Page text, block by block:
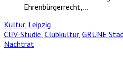
Ehrenbürgerrecht,…
Kultur, Leipzig
ClIV-Studie, Clubkultur, GRÜNE
Nachtrat